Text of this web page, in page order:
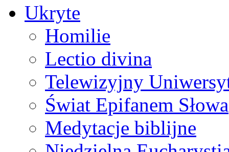
Ukryte
Homilie
Lectio divina
Telewizyjny
Świat Epifanem Słowa
Medytacje biblijne